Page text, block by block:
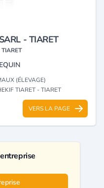
- TIARET
(ÉLEVAGE)
TIARET - TIARET
VERS LA PAGE